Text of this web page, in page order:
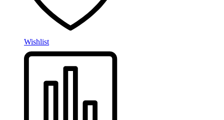
Wishlist